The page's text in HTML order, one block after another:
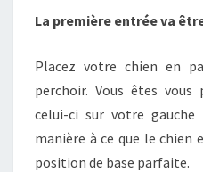
La première entrée va
Placez votre chien en
perchoir. Vous êtes
celui-ci sur votre
manière à ce que le chien
position de base parfaite.